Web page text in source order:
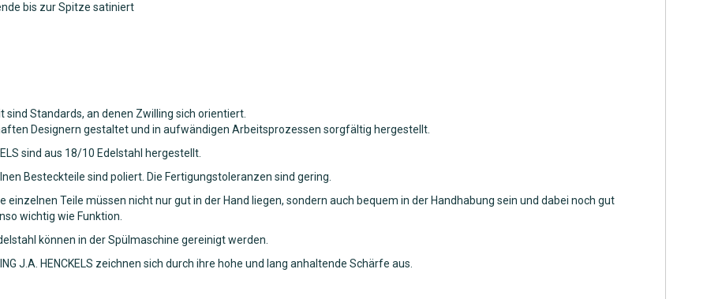
bis zur Spitze satiniert
Standards, an denen Zwilling sich orientiert.
Designern gestaltet und in aufwändigen Arbeitsprozessen sorgfältig hergestellt.
sind aus 18/10 Edelstahl hergestellt.
Besteckteile sind poliert. Die Fertigungstoleranzen sind gering.
einzelnen Teile müssen nicht nur gut in der Hand liegen, sondern auch bequem in der Handhabung sein und dabei noch gut
wichtig wie Funktion.
können in der Spülmaschine gereinigt werden.
J.A. HENCKELS zeichnen sich durch ihre hohe und lang anhaltende Schärfe aus.